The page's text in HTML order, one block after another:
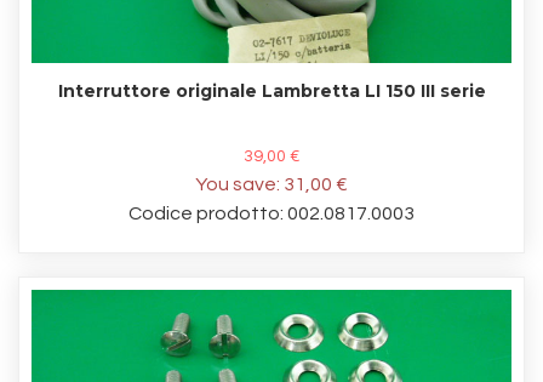
Interruttore originale Lambretta LI 150 III serie
39,00 €
You save: 31,00 €
Codice prodotto: 002.0817.0003